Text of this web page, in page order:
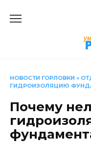
НОВОСТИ ГОРЛОВКИ »
ГИДРОИЗОЛЯЦИЮ
Почему